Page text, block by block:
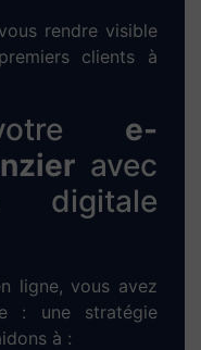
rendre visible
clients à
e-
avec
digitale
ligne, vous avez
: une stratégie
à :